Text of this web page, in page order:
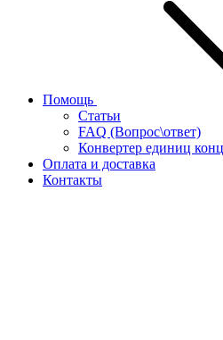
Помощь
Статьи
FAQ (Вопрос\ответ)
Конвертер единиц
Оплата и доставка
Контакты